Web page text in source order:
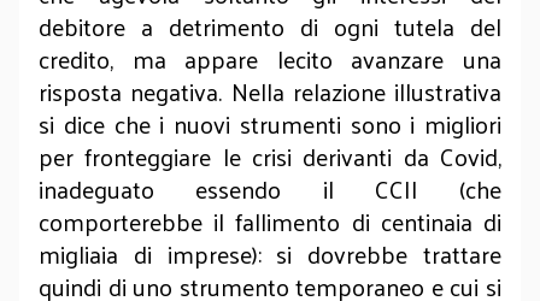
debitore a detrimento di ogni tutela del
credito, ma appare lecito avanzare una
risposta negativa. Nella relazione illustrativa
si dice che i nuovi strumenti sono i migliori
per fronteggiare le crisi derivanti da Covid,
inadeguato essendo il CCII (che
comporterebbe il fallimento di centinaia di
migliaia di imprese): si dovrebbe trattare
quindi di uno strumento temporaneo e cui si